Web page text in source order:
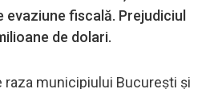
evaziune fiscală. Prejudiciul
de dolari.
raza municipiului Bucureşti şi